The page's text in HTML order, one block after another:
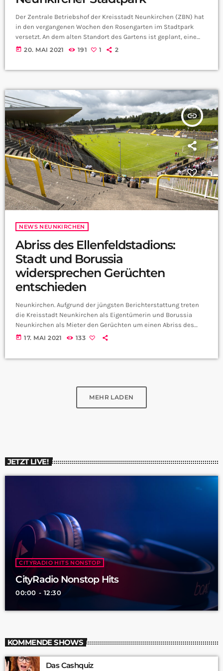
Der Zentrale Betriebshof der Kreisstadt Neunkirchen (ZBN) hat
in den vergangenen Wochen den Rosengarten im Stadtpark
versetzt. An dem alten Standort des Gartens ist geplant, eine
dringend notwendige Kita zu errichten. Eine Bürgerinitiative
today 20. MAI 2021 191 1 2
insert_link
NEWS NEUNKIRCHEN
Abriss des Ellenfeldstadions:
Stadt und Borussia
widersprechen Gerüchten
entschieden
Neunkirchen. Aufgrund der jüngsten Berichterstattung treten
die Kreisstadt Neunkirchen als Eigentümerin und Borussia
Neunkirchen als Mieter den Gerüchten um einen Abriss des
Ellenfeldstadions entgegen. Es gibt keine Pläne der Stadt oder
Funktionsräume für den Verein, […]
today 17. MAI 2021 133
MEHR LADEN
JETZT LIVE!
CITYRADIO HITS NONSTOP
CityRadio Nonstop Hits
00:00 - 12:30
KOMMENDE SHOWS
Das Cashquiz